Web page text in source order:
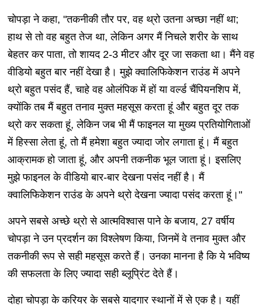
चोपड़ा ने कहा, "तकनीकी तौर पर, वह थ्रो उतना अच्छा नहीं था;
हाथ से तो वह बहुत तेज था, लेकिन अगर मैं निचले शरीर के साथ
बेहतर कर पाता, तो शायद 2-3 मीटर और दूर जा सकता था। मैंने वह
वीडियो बहुत बार नहीं देखा है। मुझे क्वालिफिकेशन राउंड में अपने
थ्रो बहुत पसंद हैं, चाहे वह ओलंपिक में हों या वर्ल्ड चैंपियनशिप में,
क्योंकि तब मैं बहुत तनाव मुक्त महसूस करता हूं और बहुत दूर तक
थ्रो कर सकता हूं, लेकिन जब भी मैं फाइनल या मुख्य प्रतियोगिताओं
में हिस्सा लेता हूं, तो मैं हमेशा बहुत ज्यादा जोर लगाता हूं। मैं बहुत
आक्रामक हो जाता हूं, और अपनी तकनीक भूल जाता हूं। इसलिए
मुझे फाइनल के वीडियो बार-बार देखना पसंद नहीं है। मैं
क्वालिफिकेशन राउंड के अपने थ्रो देखना ज्यादा पसंद करता हूं।"
अपने सबसे अच्छे थ्रो से आत्मविश्वास पाने के बजाय, 27 वर्षीय
चोपड़ा ने उन प्रदर्शन का विश्लेषण किया, जिनमें वे तनाव मुक्त और
तकनीकी रूप से सही महसूस करते हैं। उनका मानना ​​है कि ये भविष्य
की सफलता के लिए ज्यादा सही ब्लूप्रिंट देते हैं।
दोहा चोपड़ा के करियर के सबसे यादगार स्थानों में से एक है। यहीं